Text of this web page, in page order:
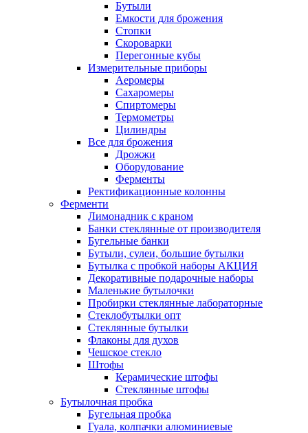
Бутыли
Емкости для брожения
Стопки
Скороварки
Перегонные кубы
Измерительные приборы
Аеромеры
Сахаромеры
Спиртомеры
Термометры
Цилиндры
Все для брожения
Дрожжи
Оборудование
Ферменты
Ректификационные колонны
Ферменти
Лимонадник с краном
Банки стеклянные от производителя
Бугельные банки
Бутыли, сулеи, большие бутылки
Бутылка с пробкой наборы АКЦИЯ
Декоративные подарочные наборы
Маленькие бутылочки
Пробирки стеклянные лабораторные
Стеклобутылки опт
Стеклянные бутылки
Флаконы для духов
Чешское стекло
Штофы
Керамические штофы
Стеклянные штофы
Бутылочная пробка
Бугельная пробка
Гуала, колпачки алюминиевые